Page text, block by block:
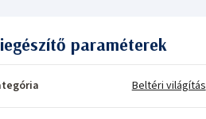
paraméterek
Beltéri világítás